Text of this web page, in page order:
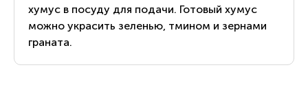
хумус в посуду для подачи. Готовый хумус
можно украсить зеленью, тмином и зернами
граната.